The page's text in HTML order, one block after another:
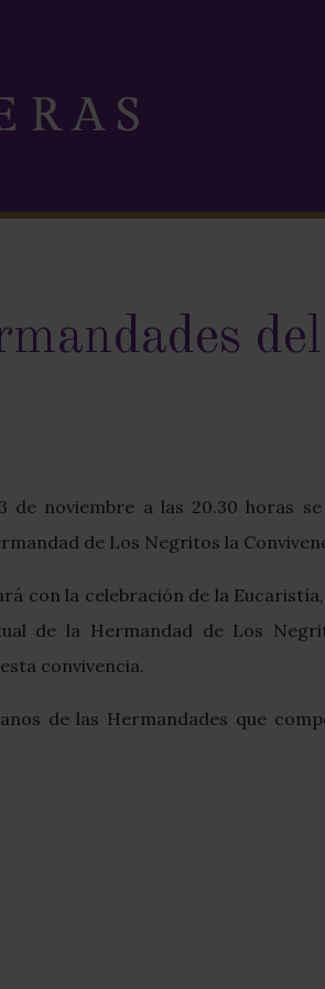
de noviembre a las 20.30 horas
de Los Negritos la
con la celebración de la
de la Hermandad de Los
convivencia.
de las Hermandades que